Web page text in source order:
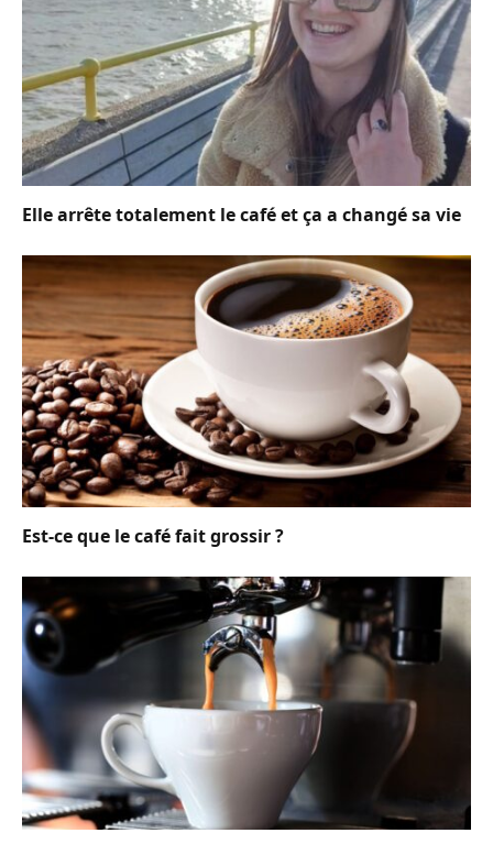
Elle arrête totalement le café et ça a changé sa vie
Est-ce que le café fait grossir ?